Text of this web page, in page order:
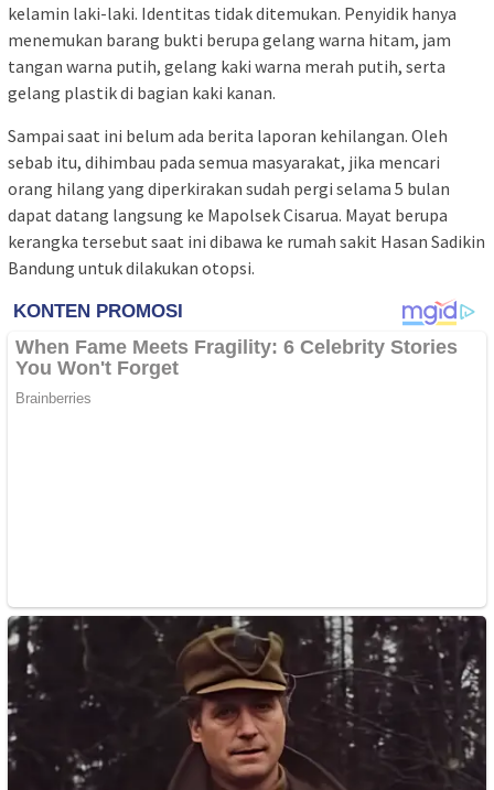
kelamin laki-laki. Identitas tidak ditemukan. Penyidik hanya
menemukan barang bukti berupa gelang warna hitam, jam
tangan warna putih, gelang kaki warna merah putih, serta
gelang plastik di bagian kaki kanan.
Sampai saat ini belum ada berita laporan kehilangan. Oleh
sebab itu, dihimbau pada semua masyarakat, jika mencari
orang hilang yang diperkirakan sudah pergi selama 5 bulan
dapat datang langsung ke Mapolsek Cisarua. Mayat berupa
kerangka tersebut saat ini dibawa ke rumah sakit Hasan Sadikin
Bandung untuk dilakukan otopsi.